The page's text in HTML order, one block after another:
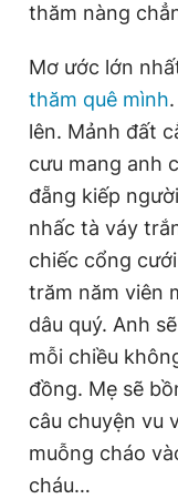
thăm nàng
Mơ ước lớn
thăm quê mình
lên. Mảnh đất
cưu mang anh
đẵng kiếp
nhấc tà váy
chiếc cổng
trăm năm viên
dâu quý. Anh
mỗi chiều
đồng. Mẹ sẽ
câu chuyện vu
muỗng cháo
cháu…